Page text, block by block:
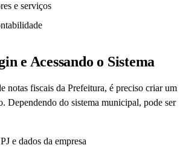
e serviços
e Acessando o Sistema
notas fiscais da Prefeitura, é preciso criar um
Dependendo do sistema municipal, pode ser
e dados da empresa